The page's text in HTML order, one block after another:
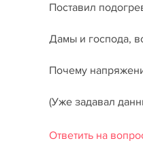
Поставил
Дамы и господа,
Почему
(Уже задавал
Ответить на